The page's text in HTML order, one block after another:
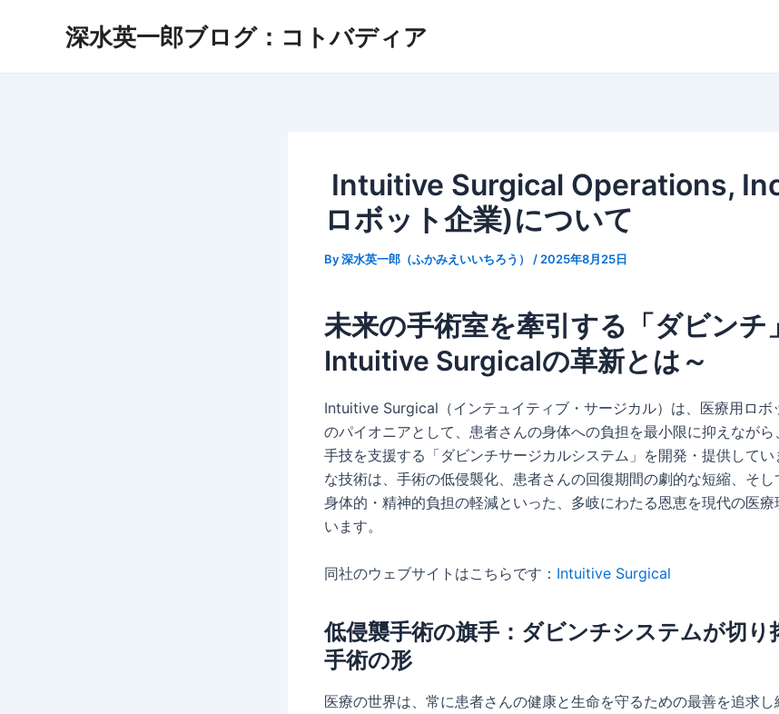
深水英一郎ブログ：コトバディア
Intuitive Surgical Operations,
ロボット企業)について
By深水英一郎（ふかみえいいちろう） / 2025年8月25日
未来の手術室を牽引する「ダビンチ
Intuitive Surgicalの革新とは～
Intuitive Surgical（インテュイティブ・サージカル）は、医療用ロボ
のパイオニアとして、患者さんの身体への負担を最小限に抑えなが
手技を支援する「ダビンチサージカルシステム」を開発・提供して
な技術は、手術の低侵襲化、患者さんの回復期間の劇的な短縮、そ
身体的・精神的負担の軽減といった、多岐にわたる恩恵を現代の医療
います。
同社のウェブサイトはこちらです： Intuitive Surgical
低侵襲手術の旗手：ダビンチシステムが切り
手術の形
医療の世界は、常に患者さんの健康と生命を守るための最善を追求し